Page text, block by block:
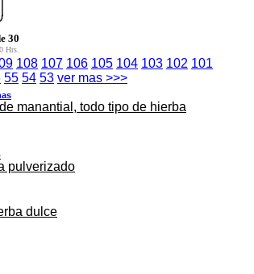
30
Hrs.
108 107 106 105 104 103 102 101
55 54 53 ver mas >>>
manantial, todo tipo de hierba
pulverizado
dulce